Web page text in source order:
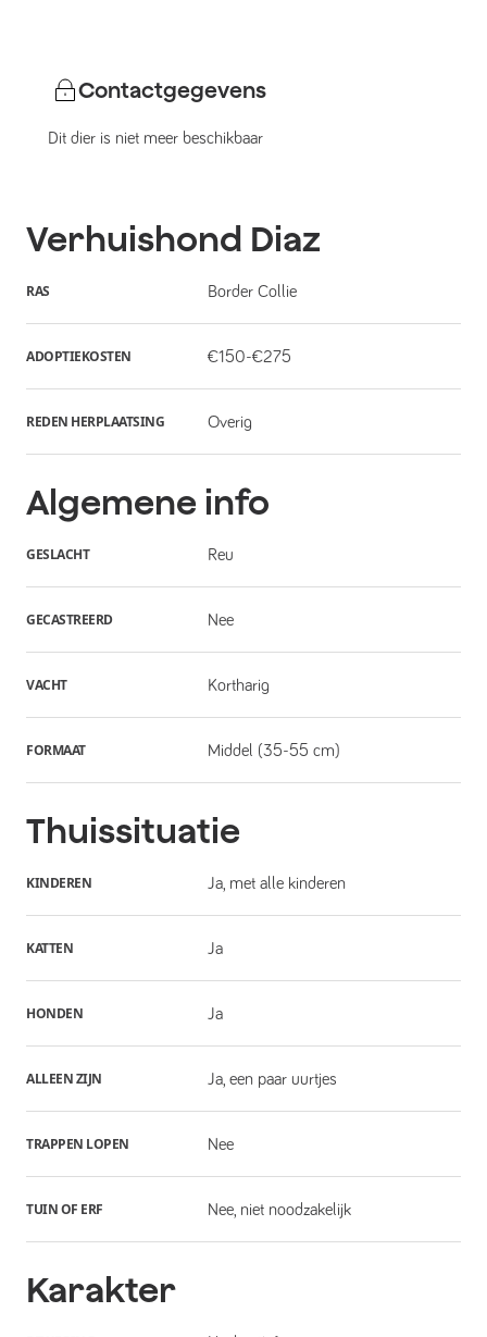
Contactgegevens
Dit dier is niet meer beschikbaar
Verhuishond Diaz
RAS Border Collie
ADOPTIEKOSTEN €150-€275
REDEN HERPLAATSING Overig
Algemene info
GESLACHT Reu
GECASTREERD Nee
VACHT Kortharig
FORMAAT Middel (35-55 cm)
Thuissituatie
KINDEREN Ja, met alle kinderen
KATTEN Ja
HONDEN Ja
ALLEEN ZIJN Ja, een paar uurtjes
TRAPPEN LOPEN Nee
TUIN OF ERF Nee, niet noodzakelijk
Karakter